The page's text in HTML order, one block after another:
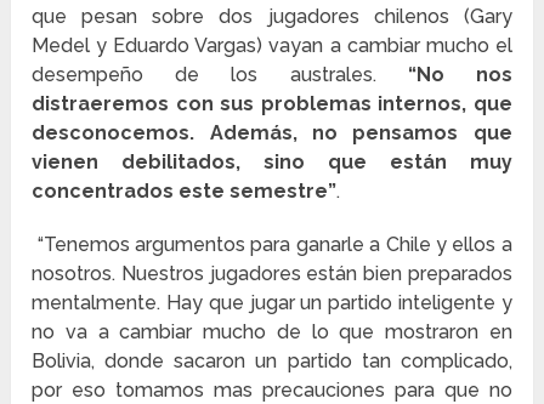
que pesan sobre dos jugadores chilenos (Gary
Medel y Eduardo Vargas) vayan a cambiar mucho el
desempeño de los australes. “No nos
distraeremos con sus problemas internos, que
desconocemos. Además, no pensamos que
vienen debilitados, sino que están muy
concentrados este semestre”.
“Tenemos argumentos para ganarle a Chile y ellos a
nosotros. Nuestros jugadores están bien preparados
mentalmente. Hay que jugar un partido inteligente y
no va a cambiar mucho de lo que mostraron en
Bolivia, donde sacaron un partido tan complicado,
por eso tomamos mas precauciones para que no